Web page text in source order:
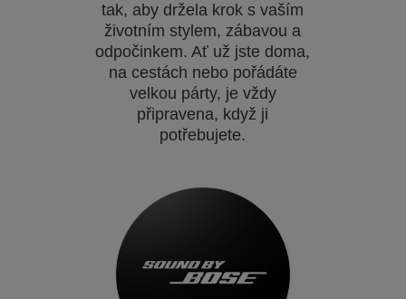
tak, aby držela krok s vaším
životním stylem, zábavou a
odpočinkem. Ať už jste doma,
na cestách nebo pořádáte
velkou párty, je vždy
připravena, když ji
potřebujete.